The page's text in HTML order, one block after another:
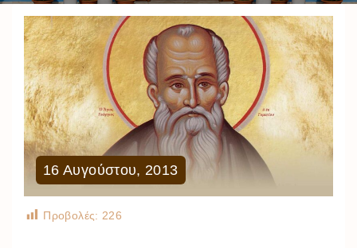
16 Αυγούστου, 2013
Προβολές: 226